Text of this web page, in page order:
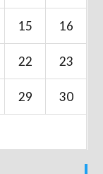
15 16
22 23
29 30